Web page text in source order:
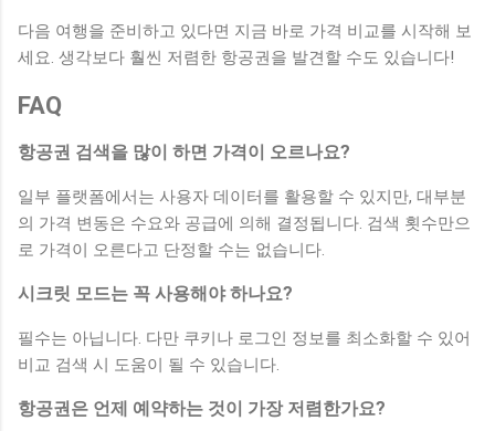
다음 여행을 준비하고 있다면 지금 바로 가격 비교를 시작해 보
세요. 생각보다 훨씬 저렴한 항공권을 발견할 수도 있습니다!
FAQ
항공권 검색을 많이 하면 가격이 오르나요?
일부 플랫폼에서는 사용자 데이터를 활용할 수 있지만, 대부분
의 가격 변동은 수요와 공급에 의해 결정됩니다. 검색 횟수만으
로 가격이 오른다고 단정할 수는 없습니다.
시크릿 모드는 꼭 사용해야 하나요?
필수는 아닙니다. 다만 쿠키나 로그인 정보를 최소화할 수 있어
비교 검색 시 도움이 될 수 있습니다.
항공권은 언제 예약하는 것이 가장 저렴한가요?